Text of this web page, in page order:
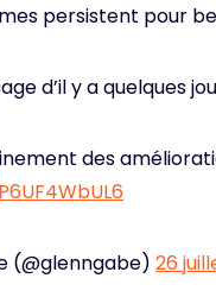
persistent pour
d’il y a quelques
des
(@glenngabe) 26